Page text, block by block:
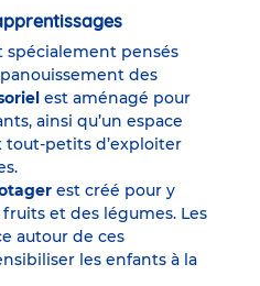
spécialement pensés
des
est aménagé pour
ainsi qu’un espace
petits d’exploiter
est créé pour y
et des légumes. Les
autour de ces
les enfants à la